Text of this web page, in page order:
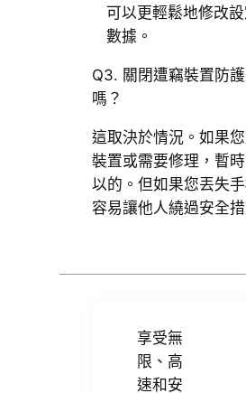
可以更輕鬆地修改
數據。
Q3. 關閉遭竊裝置防
嗎？
這取決於情況。如果
裝置或需要修理，暫
以的。但如果您丟失
容易讓他人繞過安全措
享受無
限、高
速和安